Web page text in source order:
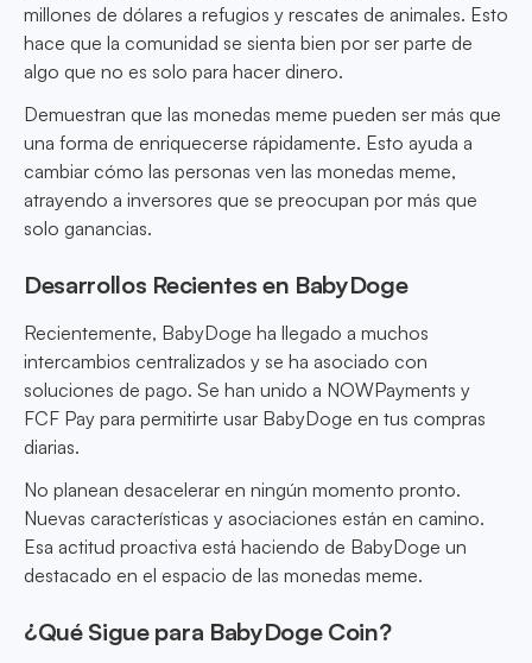
millones de dólares a refugios y rescates de animales. Esto
hace que la comunidad se sienta bien por ser parte de
algo que no es solo para hacer dinero.
Demuestran que las monedas meme pueden ser más que
una forma de enriquecerse rápidamente. Esto ayuda a
cambiar cómo las personas ven las monedas meme,
atrayendo a inversores que se preocupan por más que
solo ganancias.
Desarrollos Recientes en BabyDoge
Recientemente, BabyDoge ha llegado a muchos
intercambios centralizados y se ha asociado con
soluciones de pago. Se han unido a NOWPayments y
FCF Pay para permitirte usar BabyDoge en tus compras
diarias.
No planean desacelerar en ningún momento pronto.
Nuevas características y asociaciones están en camino.
Esa actitud proactiva está haciendo de BabyDoge un
destacado en el espacio de las monedas meme.
¿Qué Sigue para BabyDoge Coin?